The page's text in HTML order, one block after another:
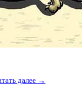
далее →